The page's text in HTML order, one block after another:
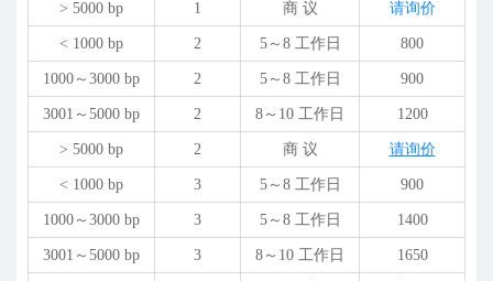
> 5000 bp 1 商 议 请询价
< 1000 bp 2 5～8 工作日 800
1000～3000 bp 2 5～8 工作日 900
3001～5000 bp 2 8～10 工作日 1200
> 5000 bp 2 商 议 请询价
< 1000 bp 3 5～8 工作日 900
1000～3000 bp 3 5～8 工作日 1400
3001～5000 bp 3 8～10 工作日 1650